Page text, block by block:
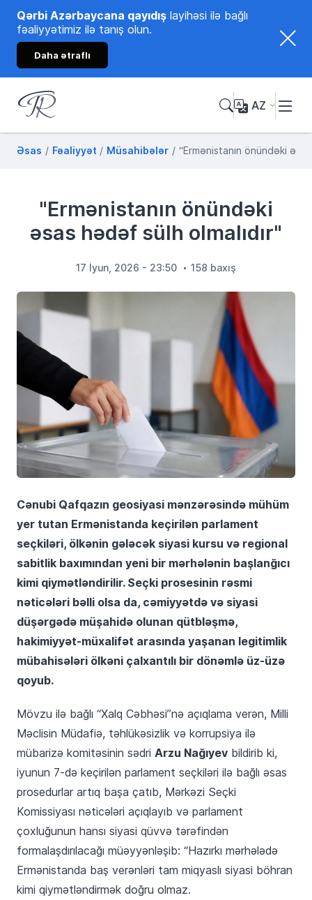
Qərbi Azərbaycana qayıdış layihəsi ilə bağlı
fəaliyyətimiz ilə tanış olun.
Daha ətraflı
Tənzilə Rüstəmxanlı
AZ
Əsas Fəaliyyət Müsahibələr “Ermənistanın önündəki
"Ermənistanın önündəki
əsas hədəf sülh olmalıdır"
17 İyun, 2026 - 23:50 158 baxış
Cənubi Qafqazın geosiyasi mənzərəsində mühüm
yer tutan Ermənistanda keçirilən parlament
seçkiləri, ölkənin gələcək siyasi kursu və regional
sabitlik baxımından yeni bir mərhələnin başlanğıcı
kimi qiymətləndirilir. Seçki prosesinin rəsmi
nəticələri bəlli olsa da, cəmiyyətdə və siyasi
düşərgədə müşahidə olunan qütbləşmə,
hakimiyyət-müxalifət arasında yaşanan legitimlik
mübahisələri ölkəni çalxantılı bir dönəmlə üz-üzə
qoyub.
Mövzu ilə bağlı “Xalq Cəbhəsi”nə açıqlama verən, Milli
Məclisin Müdafiə, təhlükəsizlik və korrupsiya ilə
mübarizə komitəsinin sədri Arzu Nağıyev bildirib ki,
iyunun 7-də keçirilən parlament seçkiləri ilə bağlı əsas
prosedurlar artıq başa çatıb, Mərkəzi Seçki
Komissiyası nəticələri açıqlayıb və parlament
çoxluğunun hansı siyasi qüvvə tərəfindən
formalaşdırılacağı müəyyənləşib: “Hazırkı mərhələdə
Ermənistanda baş verənləri tam miqyaslı siyasi böhran
kimi qiymətləndirmək doğru olmaz.